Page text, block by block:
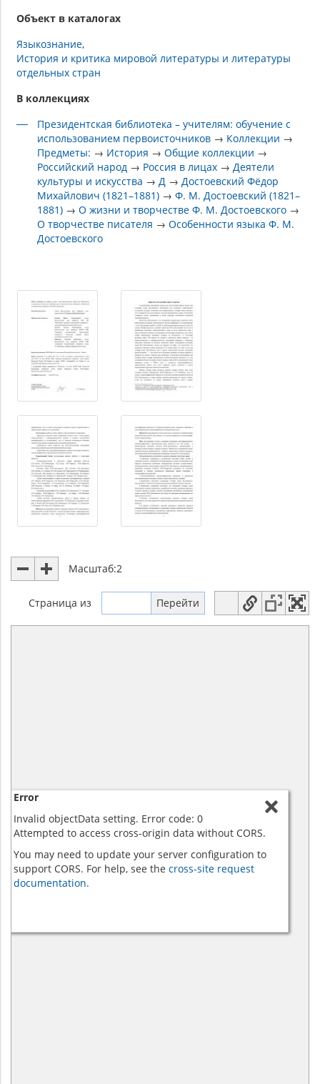
Объект в каталогах
Языкознание
История и критика мировой литературы и литературы
отдельных стран
В коллекциях
Президентская библиотека – учителям: обучение с
использованием первоисточников → Коллекции →
Предметы: → История →Общие коллекции →
Российский народ → Россия в лицах →Деятели
культуры и искусства →Д →Достоевский Фёдор
Михайлович (1821–1881) →Ф. М. Достоевский (1821–
1881) →О жизни и творчестве Ф. М. Достоевского →
О творчестве писателя →Особенности языка Ф. М.
Достоевского
Масштаб:2
Страница из
Error
Invalid objectData setting. Error code: 0
Attempted to access cross-origin data without CORS.
You may need to update your server configuration to
support CORS. For help, see the cross-site request
documentation.